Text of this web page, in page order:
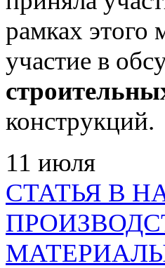
рамках этого
участие в
конструкций.
11 июля
СТАТЬЯ В